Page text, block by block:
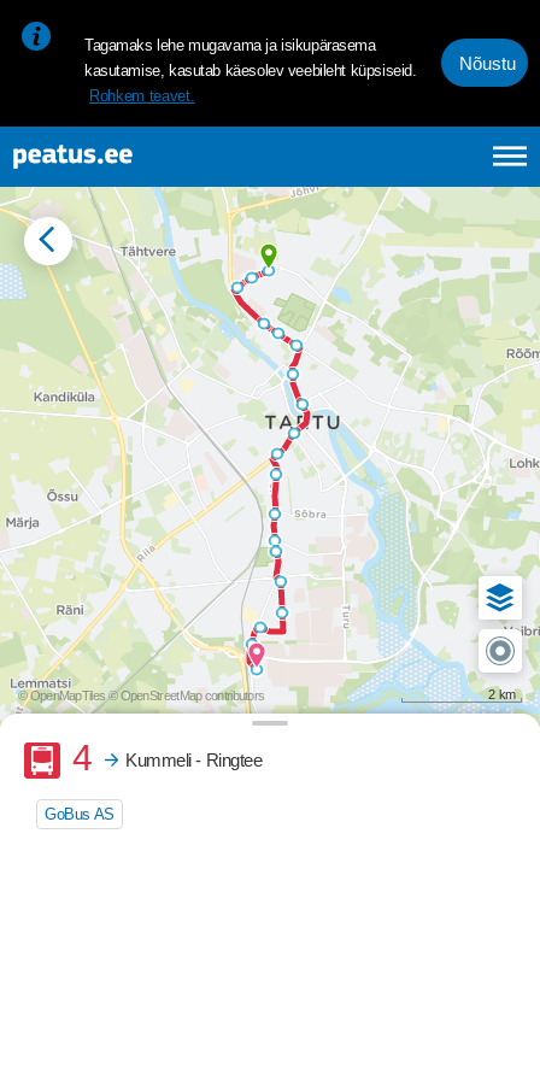
Tagamaks lehe mugavama ja isikupärasema
kasutamise, kasutab käesolev veebileht küpsiseid.
Rohkem teavet.
Nõustu
© OpenMapTiles © OpenStreetMap contributors 2 km
Buss
4 Kummeli - Ringtee
GoBus AS